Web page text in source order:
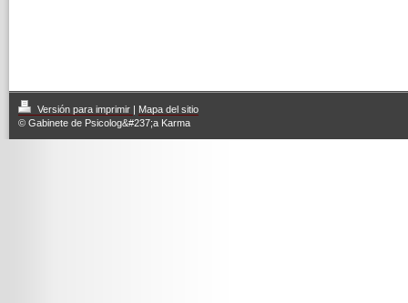
Versión para imprimir | Mapa del sitio
© Gabinete de Psicolog&#237;a Karma